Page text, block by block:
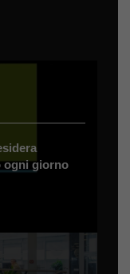
ogni giorno